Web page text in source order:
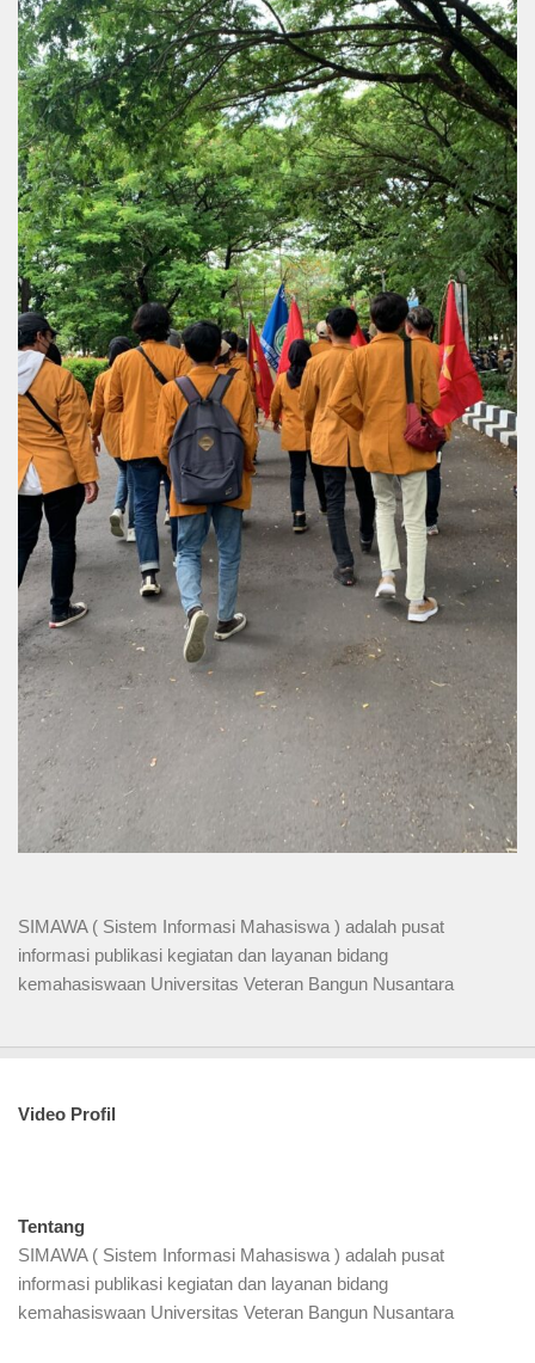
SIMAWA ( Sistem Informasi Mahasiswa ) adalah pusat
informasi publikasi kegiatan dan layanan bidang
kemahasiswaan Universitas Veteran Bangun Nusantara
Video Profil
Tentang
SIMAWA ( Sistem Informasi Mahasiswa ) adalah pusat
informasi publikasi kegiatan dan layanan bidang
kemahasiswaan Universitas Veteran Bangun Nusantara